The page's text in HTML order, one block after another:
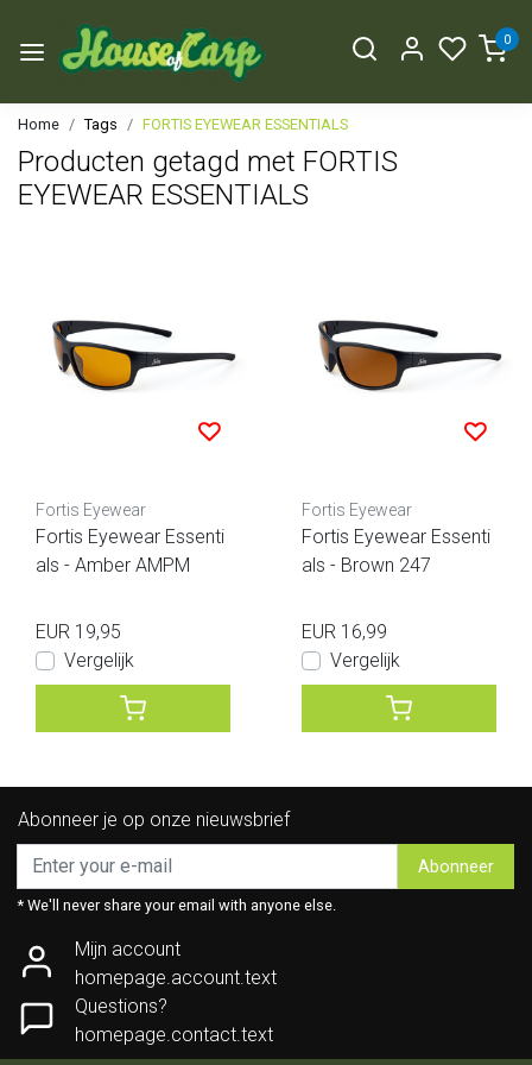
0
Home Tags FORTIS EYEWEAR ESSENTIALS
Producten getagd met FORTIS
EYEWEAR ESSENTIALS
Fortis Eyewear
Fortis Eyewear Essenti
als - Amber AMPM
EUR 19,95
Vergelijk
Fortis Eyewear
Fortis Eyewear Essenti
als - Brown 247
EUR 16,99
Vergelijk
Abonneer je op onze nieuwsbrief
Abonneer
* We'll never share your email with anyone else.
Mijn account
homepage.account.text
Questions?
homepage.contact.text